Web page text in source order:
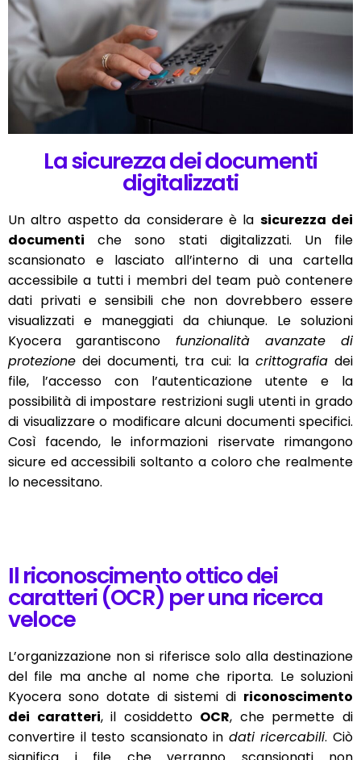
La sicurezza dei documenti
digitalizzati
Un altro aspetto da considerare è la sicurezza dei
documenti che sono stati digitalizzati. Un file
scansionato e lasciato all’interno di una cartella
accessibile a tutti i membri del team può contenere
dati privati e sensibili che non dovrebbero essere
visualizzati e maneggiati da chiunque. Le soluzioni
Kyocera garantiscono funzionalità avanzate di
protezione dei documenti, tra cui: la crittografiadei
file, l’accesso con l’autenticazione utente e la
possibilità di impostare restrizioni sugli utenti in grado
di visualizzare o modificare alcuni documenti specifici.
Così facendo, le informazioni riservate rimangono
sicure ed accessibili soltanto a coloro che realmente
lo necessitano.
Il riconoscimento ottico dei
caratteri (OCR) per una ricerca
veloce
L’organizzazione non si riferisce solo alla destinazione
del file ma anche al nome che riporta. Le soluzioni
Kyocera sono dotate di sistemi di riconoscimento
dei caratteri, il cosiddetto OCR, che permette di
convertire il testo scansionato in dati ricercabili. Ciò